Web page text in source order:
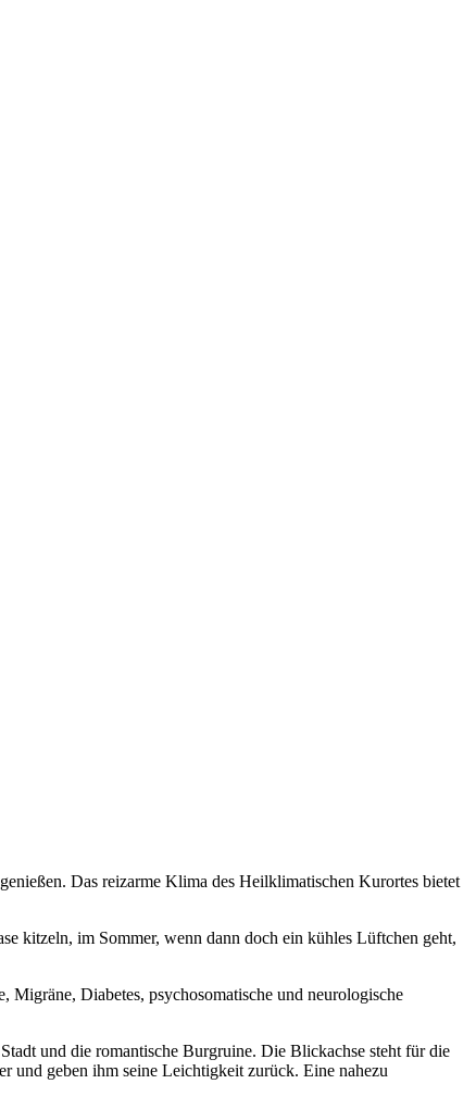
Das reizarme Klima des Heilklimatischen Kurortes bietet
kitzeln, im Sommer, wenn dann doch ein kühles Lüftchen geht,
Diabetes, psychosomatische und neurologische
und die romantische Burgruine. Die Blickachse steht für die
und geben ihm seine Leichtigkeit zurück. Eine nahezu